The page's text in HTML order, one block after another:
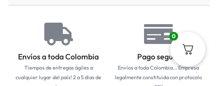
Envíos a toda Colombia
Tiempos de entregas ágiles a
cualquier lugar del país! 2 a 5 días de
Pago seguro
Envíos a toda Colombia... Empresa
legalmente constituida con protocolo
0